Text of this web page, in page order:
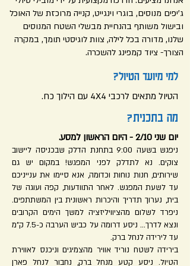
ג'יפים מנוסים, בוגרי וינגייט, קנייה מרוכזת של האוכל
ובישול משותף בהנחיית מבשלי השטח המנוסים
שלנו, מדורה בכל לילה, צוות לוגיסטי תומך, במקרה
הצורך- ציוד קמפינג להשכרה.
למי מיועד הטיול?
הטיול מתאים לרכבי 4X4 עם הילוך כח.
מה בתכנית?
יום שני 2/10 - היום הראשון למסע.
ניפגש בשעה 9:00 בתחנת הדלק שבכניסה ליישוב
צוקים. נא לתדלק לפני המפגש! במקום יש גם
שירותים, חנות נוחות וכדומה, אנא סיימו את ענייניכם
עד לשעת המפגש. לאחר התוודעות, קפה ועוגה של
בית, נערוך תדריך והיכרות ראשונית בין המשתתפים.
ניפרד לשלום מהציוויליזציה למשך הימים הקרובים
ונצא לדרך... ניסע דרומה על כביש הערבה כ-7.5 ק"מ
עד לירידה לנחל ברק.
בירידה לשטח נוריד אוויר מהצמיגים וניכנס לאווירת
הטיול. ניסע קטע מנחל ברק, נחבור לנחל פארן